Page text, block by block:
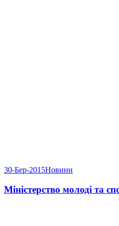
30-Бер-2015Новини
Міністерство молоді та